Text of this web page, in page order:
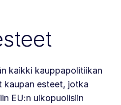
kaikki kauppapolitiikan
kaupan esteet, jotka
EU:n ulkopuolisiin